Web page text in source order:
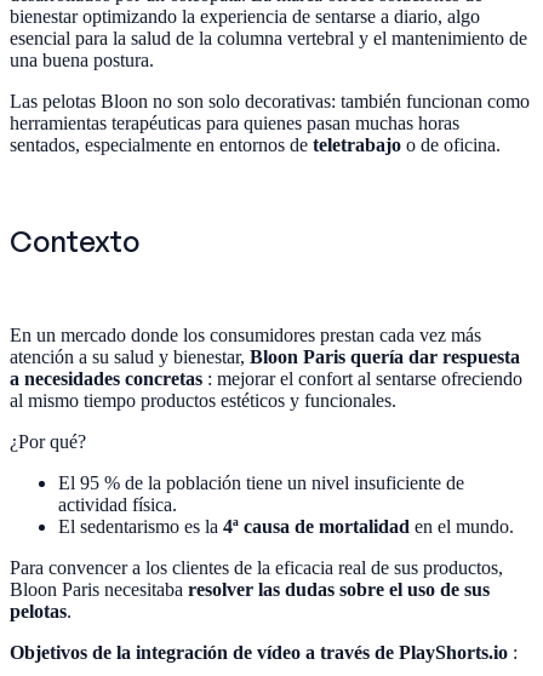
bienestar optimizando la experiencia de sentarse a diario, algo
esencial para la salud de la columna vertebral y el mantenimiento de
una buena postura.
Las pelotas Bloon no son solo decorativas: también funcionan como
herramientas terapéuticas para quienes pasan muchas horas
sentados, especialmente en entornos de teletrabajo o de oficina.
Contexto
En un mercado donde los consumidores prestan cada vez más
atención a su salud y bienestar, Bloon Paris quería dar respuesta
a necesidades concretas : mejorar el confort al sentarse ofreciendo
al mismo tiempo productos estéticos y funcionales.
¿Por qué?
El 95 % de la población tiene un nivel insuficiente de
actividad física.
El sedentarismo es la 4ª causa de mortalidad en el mundo.
Para convencer a los clientes de la eficacia real de sus productos,
Bloon Paris necesitaba resolver las dudas sobre el uso de sus
pelotas.
Objetivos de la integración de vídeo a través de PlayShorts.io :